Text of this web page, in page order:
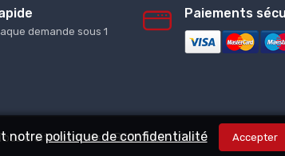
demande sous 1
Paiements
droits réservés. - BE0638.941.968
notrepolitique de confidentialité Accepter